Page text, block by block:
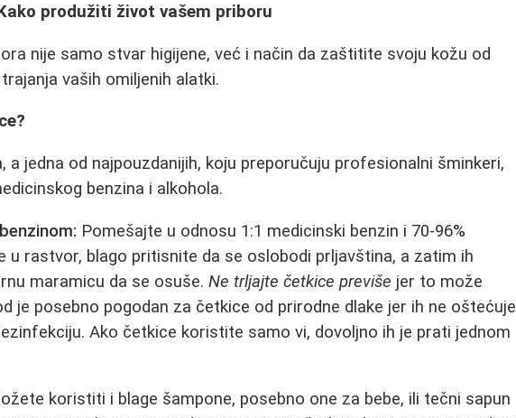
produžiti život vašem priboru
nije samo stvar higijene, već i način da zaštitite svoju kožu od
vaših omiljenih alatki.
a jedna od najpouzdanijih, koju preporučuju profesionalni šminkeri,
benzina i alkohola.
Pomešajte u odnosu 1:1 medicinski benzin i 70-96%
u rastvor, blago pritisnite da se oslobodi prljavština, a zatim ih
maramicu da se osuše.Ne trljajte četkice previše jer to može
je posebno pogodan za četkice od prirodne dlake jer ih ne oštećuje
Ako četkice koristite samo vi, dovoljno ih je prati jednom
koristiti i blage šampone, posebno one za bebe, ili tečni sapun